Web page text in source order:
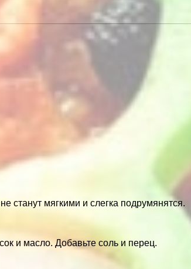
станут мягкими и слегка подрумянятся.
и масло. Добавьте соль и перец.